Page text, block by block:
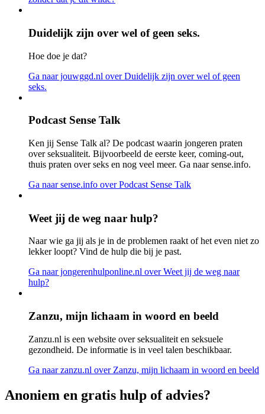
Duidelijk zijn over wel of geen seks.
Hoe doe je dat?
Ga naar jouwggd.nl over Duidelijk zijn over wel of geen
seks.
Podcast Sense Talk
Ken jij Sense Talk al? De podcast waarin jongeren praten
over seksualiteit. Bijvoorbeeld de eerste keer, coming-out,
thuis praten over seks en nog veel meer. Ga naar sense.info.
Ga naar sense.info over Podcast Sense Talk
Weet jij de weg naar hulp?
Naar wie ga jij als je in de problemen raakt of het even niet zo
lekker loopt? Vind de hulp die bij je past.
Ga naar jongerenhulponline.nl over Weet jij de weg naar
hulp?
Zanzu, mijn lichaam in woord en beeld
Zanzu.nl is een website over seksualiteit en seksuele
gezondheid. De informatie is in veel talen beschikbaar.
Ga naar zanzu.nl over Zanzu, mijn lichaam in woord en beeld
Anoniem en gratis hulp of advies?